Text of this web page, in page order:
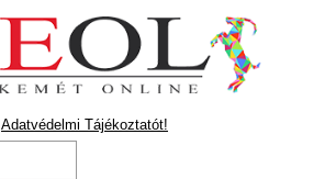
Adatvédelmi Tájékoztatót!